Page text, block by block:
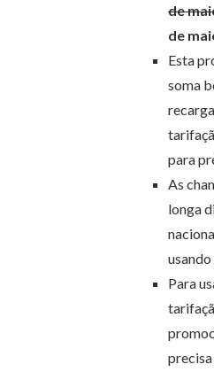
de
de
Esta
soma
para
As
longa
usando
Para
precisa